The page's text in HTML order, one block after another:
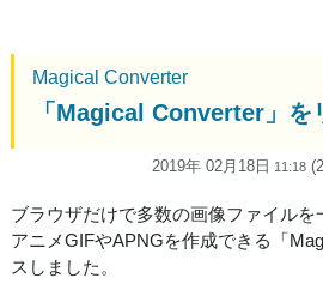
Magical Converter
「Magical Converter」を
2019年 02月18日 11:18
ブラウザだけで多数の画像ファイルを
アニメGIFやAPNGを作成できる「
スしました。